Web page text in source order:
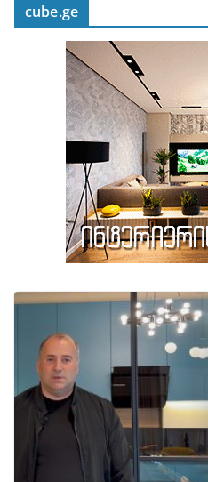
cube.ge